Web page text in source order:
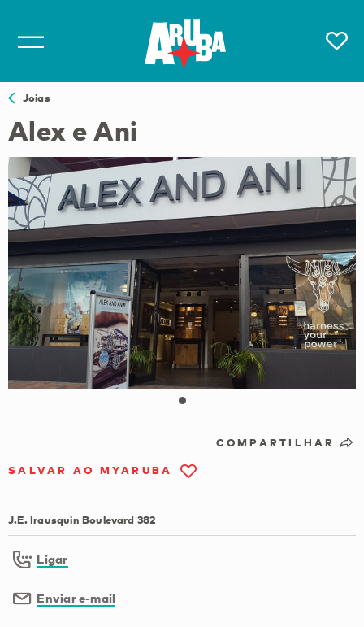
Joias
Alex e Ani
COMPARTILHAR
SALVAR AO MYARUBA
J.E. Irausquin Boulevard 382
Ligar
Enviar e-mail